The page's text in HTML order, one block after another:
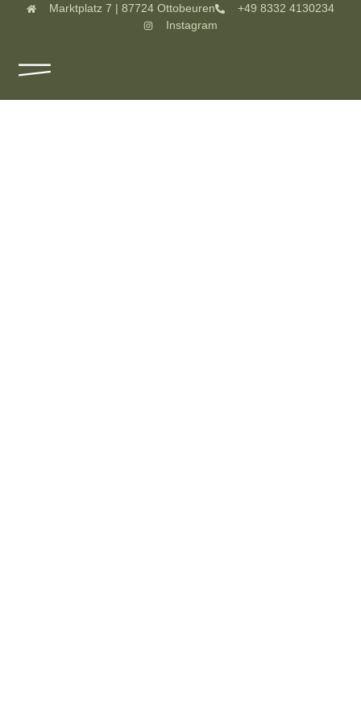
Marktplatz 7 | 87724 Ottobeuren
+49 8332 4130234
Instagram